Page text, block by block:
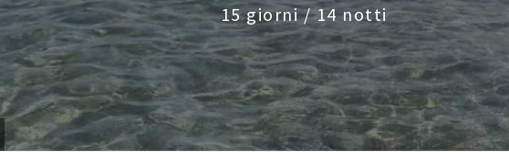
15 giorni / 14 notti